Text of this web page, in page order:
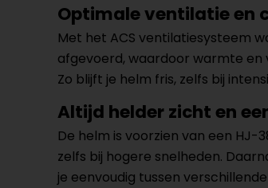
Optimale ventilatie en
Met het ACS ventilatiesysteem
afgevoerd, waardoor warmte
Zo blijft je helm fris, zelfs bij
Altijd helder zicht en
De helm is voorzien van een
zelfs bij hogere snelheden.
je eenvoudig tussen